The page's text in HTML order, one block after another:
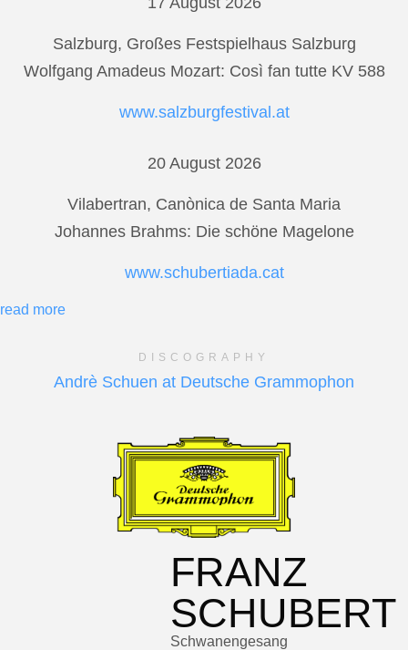
Salzburg, Großes Festspielhaus Salzburg
Wolfgang Amadeus Mozart: Così fan tutte KV 588
www.salzburgfestival.at
20 August 2026
Vilabertran, Canònica de Santa Maria
Johannes Brahms: Die schöne Magelone
www.schubertiada.cat
read more
DISCOGRAPHY
Andrè Schuen at Deutsche Grammophon
FRANZ
SCHUBERT
Schwanengesang